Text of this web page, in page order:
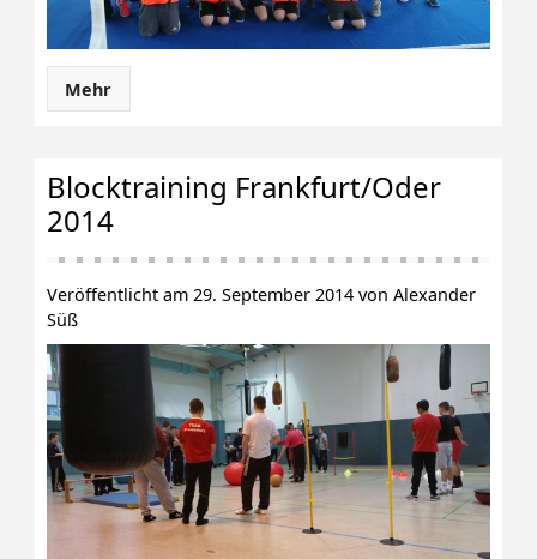
Mehr
Blocktraining Frankfurt/Oder
2014
Veröffentlicht am 29. September 2014 von Alexander
Süß